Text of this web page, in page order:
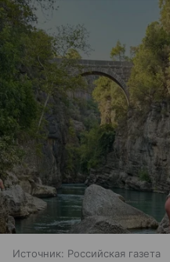
Источник: Российская газета